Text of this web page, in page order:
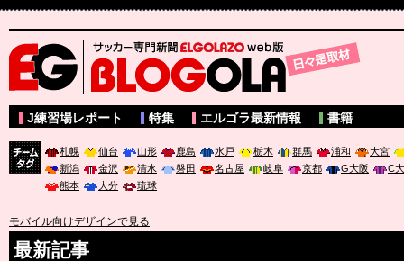
サッカー専門新聞ELGOLAZO web版 BLOGOLA
J練習場レポート 特集 エルゴラ最新情報 書籍
札幌 仙台 山形 鹿島 水戸 栃木 群馬 浦和
大宮
新潟
金沢 清水 磐田 名古屋 岐阜 京都 G大阪
C
熊本
大分 琉球
モバイル向けデザインで見る
最新記事